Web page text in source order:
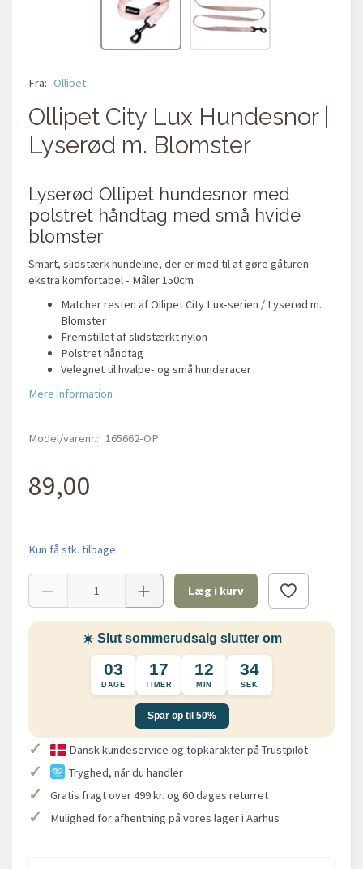
Fra: Ollipet
Ollipet City Lux Hundesnor |
Lyserød m. Blomster
Lyserød Ollipet hundesnor med
polstret håndtag med små hvide
blomster
Smart, slidstærk hundeline, der er med til at gøre gåturen
ekstra komfortabel - Måler 150cm
Matcher resten af Ollipet City Lux-serien / Lyserød m.
Blomster
Fremstillet af slidstærkt nylon
Polstret håndtag
Velegnet til hvalpe- og små hunderacer
Mere information
Model/varenr.: 165662-OP
89,00
Kun få stk. tilbage
Læg i kurv
☀️ Slut sommerudsalg slutter om
03
DAGE
17
TIMER
12
MIN
34
SEK
Spar op til 50%
✓ Dansk kundeservice og topkarakter på Trustpilot
✓ Tryghed, når du handler
✓ Gratis fragt over 499 kr. og 60 dages returret
✓ Mulighed for afhentning på vores lager i Aarhus